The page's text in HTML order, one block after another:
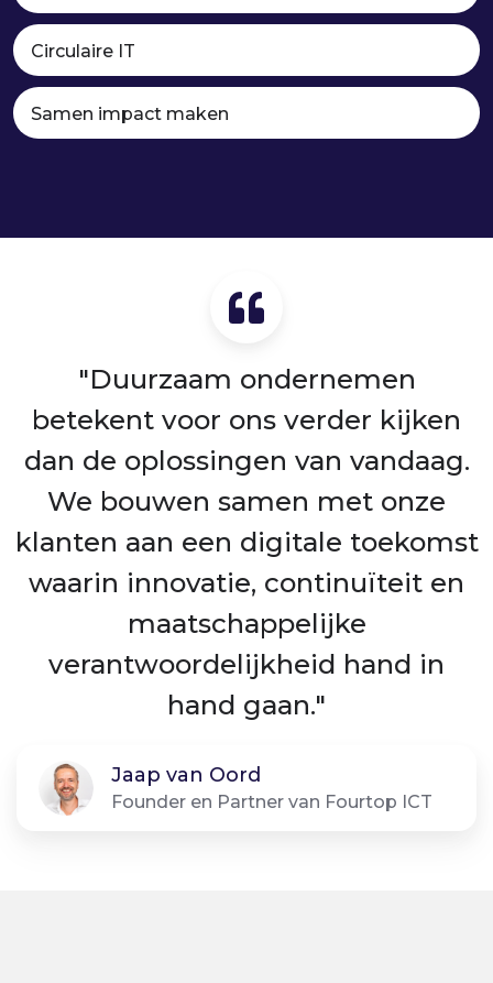
Circulaire IT
Samen impact maken
"Duurzaam ondernemen
betekent voor ons verder kijken
dan de oplossingen van vandaag.
We bouwen samen met onze
klanten aan een digitale toekomst
waarin innovatie, continuïteit en
maatschappelijke
verantwoordelijkheid hand in
hand gaan."
Jaap van Oord
Founder en Partner van Fourtop ICT